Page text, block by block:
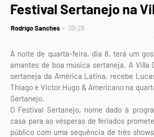
Festival Sertanejo na
Rodrigo Sanches 09:28
A noite de quarta-feira, dia 8, terá um
amantes de boa música sertaneja. A Villa
sertaneja da América Latina, recebe
Thiago e Victor Hugo & Americano na
Sertanejo.
O Festival Sertanejo, nome dado à
casa para as vésperas de feriados
público com uma sequência de três